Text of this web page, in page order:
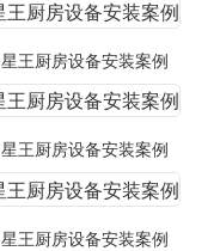
星王厨房设备安装案例
星王厨房设备安装案例
星王厨房设备安装案例